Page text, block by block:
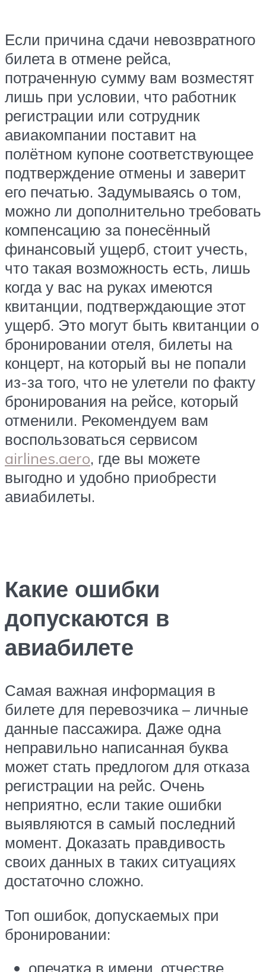
Если причина сдачи невозвратного
билета в отмене рейса,
потраченную сумму вам возместят
лишь при условии, что работник
регистрации или сотрудник
авиакомпании поставит на
полётном купоне соответствующее
подтверждение отмены и заверит
его печатью. Задумываясь о том,
можно ли дополнительно требовать
компенсацию за понесённый
финансовый ущерб, стоит учесть,
что такая возможность есть, лишь
когда у вас на руках имеются
квитанции, подтверждающие этот
ущерб. Это могут быть квитанции о
бронировании отеля, билеты на
концерт, на который вы не попали
из-за того, что не улетели по факту
бронирования на рейсе, который
отменили. Рекомендуем вам
воспользоваться сервисом
airlines.aero, где вы можете
выгодно и удобно приобрести
авиабилеты.
Какие ошибки
допускаются в
авиабилете
Самая важная информация в
билете для перевозчика – личные
данные пассажира. Даже одна
неправильно написанная буква
может стать предлогом для отказа
регистрации на рейс. Очень
неприятно, если такие ошибки
выявляются в самый последний
момент. Доказать правдивость
своих данных в таких ситуациях
достаточно сложно.
Топ ошибок, допускаемых при
бронировании:
опечатка в имени, отчестве,